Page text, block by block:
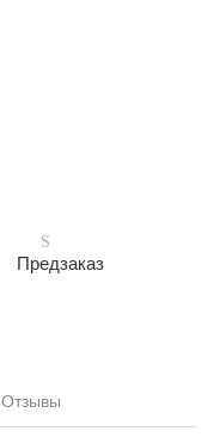
Предзаказ
Отзывы